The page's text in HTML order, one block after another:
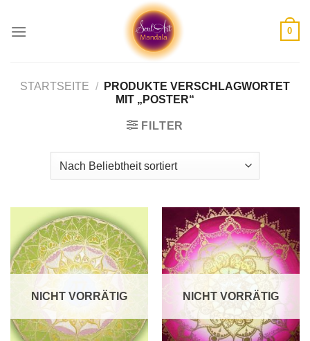
0
STARTSEITE /
PRODUKTE VERSCHLAGWORTET
MIT „POSTER“
FILTER
NICHT VORRÄTIG NICHT VORRÄTIG